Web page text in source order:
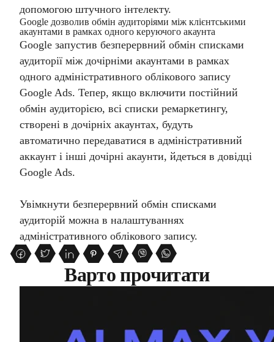
допомогою штучного інтелекту.
Google дозволив обмін аудиторіями між клієнтськими
акаунтами в рамках одного керуючого акаунта
Google запустив безперервний обмін списками
аудиторії між дочірніми акаунтами в рамках
одного адміністративного облікового запису
Google Ads. Тепер, якщо включити постійний
обмін аудиторією, всі списки ремаркетингу,
створені в дочірніх акаунтах, будуть
автоматично передаватися в адміністративний
аккаунт і інші дочірні акаунти, йдеться в довідці
Google Ads.
Увімкнути безперервний обмін списками
аудиторій можна в налаштуваннях
адміністративного облікового запису.
Варто прочитати